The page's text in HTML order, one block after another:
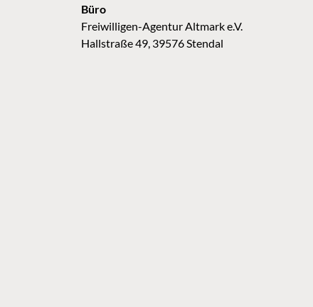
Büro
Freiwilligen-Agentur Altmark e.V.
Hallstraße 49, 39576 Stendal